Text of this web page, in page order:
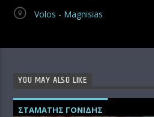
Volos - Magnisias
YOU MAY ALSO LIKE
ΣΤΑΜΑΤΗΣ ΓΟΝΙΔΗΣ